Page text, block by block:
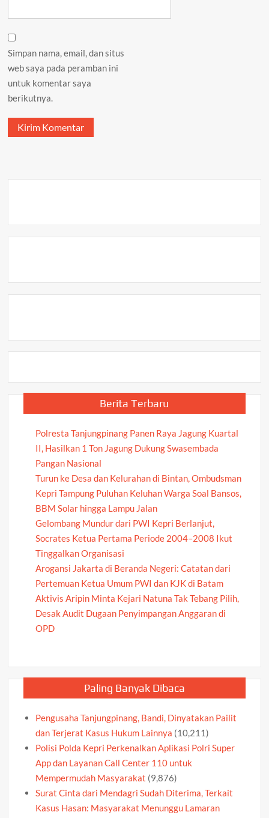
Simpan nama, email, dan situs
web saya pada peramban ini
untuk komentar saya
berikutnya.
Berita Terbaru
Polresta Tanjungpinang Panen Raya Jagung Kuartal
II, Hasilkan 1 Ton Jagung Dukung Swasembada
Pangan Nasional
Turun ke Desa dan Kelurahan di Bintan, Ombudsman
Kepri Tampung Puluhan Keluhan Warga Soal Bansos,
BBM Solar hingga Lampu Jalan
Gelombang Mundur dari PWI Kepri Berlanjut,
Socrates Ketua Pertama Periode 2004–2008 Ikut
Tinggalkan Organisasi
Arogansi Jakarta di Beranda Negeri: Catatan dari
Pertemuan Ketua Umum PWI dan KJK di Batam
Aktivis Aripin Minta Kejari Natuna Tak Tebang Pilih,
Desak Audit Dugaan Penyimpangan Anggaran di
OPD
Paling Banyak Dibaca
Pengusaha Tanjungpinang, Bandi, Dinyatakan Pailit
dan Terjerat Kasus Hukum Lainnya (10,211)
Polisi Polda Kepri Perkenalkan Aplikasi Polri Super
App dan Layanan Call Center 110 untuk
Mempermudah Masyarakat (9,876)
Surat Cinta dari Mendagri Sudah Diterima, Terkait
Kasus Hasan: Masyarakat Menunggu Lamaran